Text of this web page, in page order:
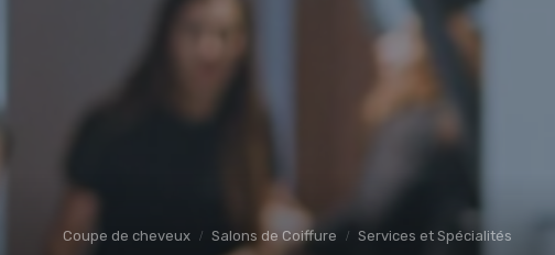
Coupe de cheveux Salons de Coiffure Services et Spécialités